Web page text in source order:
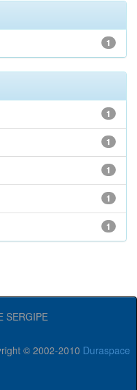
1
1
1
1
1
1
SERGIPE
© 2002-2010 Duraspace